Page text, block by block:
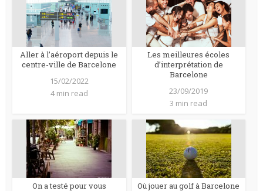
Aller à l’aéroport depuis le
centre-ville de Barcelone
15/02/2022
4 min read
Les meilleures écoles
d’interprétation de
Barcelone
23/09/2019
3 min read
On a testé pour vous
Où jouer au golf à Barcelone